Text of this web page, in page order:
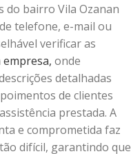
do bairro Vila Ozanan
telefone, e-mail ou
verificar as
empresa, onde
detalhadas
de clientes
prestada. A
e comprometida faz
difícil, garantindo que